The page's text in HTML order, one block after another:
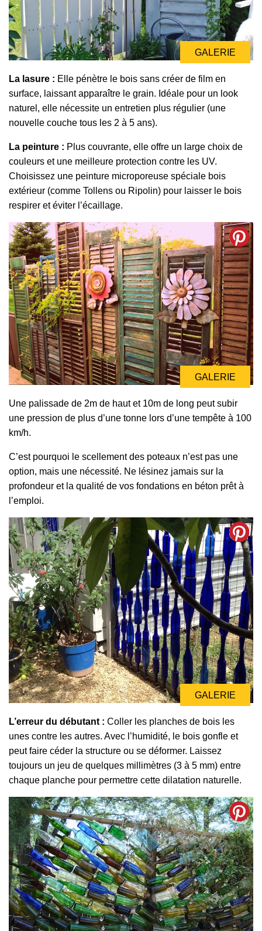
GALERIE
GALERIE
La lasure : Elle pénètre le bois sans créer de film en
surface, laissant apparaître le grain. Idéale pour un look
naturel, elle nécessite un entretien plus régulier (une
nouvelle couche tous les 2 à 5 ans).
La peinture : Plus couvrante, elle offre un large choix de
couleurs et une meilleure protection contre les UV.
Choisissez une peinture microporeuse spéciale bois
extérieur (comme Tollens ou Ripolin) pour laisser le bois
respirer et éviter l’écaillage.
GALERIE
GALERIE
Une palissade de 2m de haut et 10m de long peut subir
une pression de plus d’une tonne lors d’une tempête à 100
km/h.
C’est pourquoi le scellement des poteaux n’est pas une
option, mais une nécessité. Ne lésinez jamais sur la
profondeur et la qualité de vos fondations en béton prêt à
l’emploi.
GALERIE
GALERIE
L’erreur du débutant : Coller les planches de bois les
unes contre les autres. Avec l’humidité, le bois gonfle et
peut faire céder la structure ou se déformer. Laissez
toujours un jeu de quelques millimètres (3 à 5 mm) entre
chaque planche pour permettre cette dilatation naturelle.